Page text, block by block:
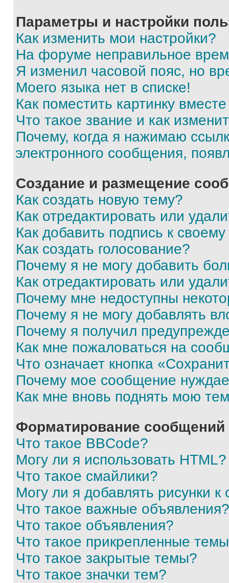
Параметры и настройки
Как изменить мои настройки?
На форуме неправильное
Я изменил часовой пояс, но
Моего языка нет в списке!
Как поместить картинку
Что такое звание и как
Почему, когда я нажимаю
электронного сообщения,
Создание и размещение
Как создать новую тему?
Как отредактировать или
Как добавить подпись к
Как создать голосование?
Почему я не могу добавить
Как отредактировать или
Почему мне недоступны
Почему я не могу добавлять
Почему я получил
Как мне пожаловаться на
Что означает кнопка
Почему мое сообщение
Как мне вновь поднять мою
Форматирование
Что такое BBCode?
Могу ли я использовать HTML?
Что такое смайлики?
Могу ли я добавлять рисунки
Что такое важные объявления?
Что такое объявления?
Что такое прикрепленные
Что такое закрытые темы?
Что такое значки тем?